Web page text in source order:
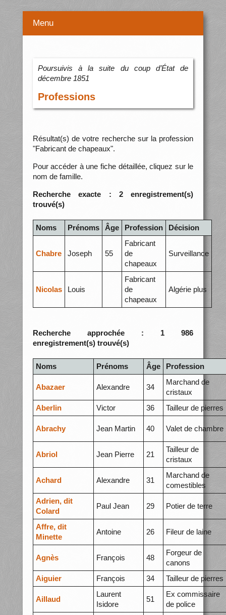
Menu
Poursuivis à la suite du coup d’État de
décembre 1851
Professions
Résultat(s) de votre recherche sur la profession
"Fabricant de chapeaux".
Pour accéder à une fiche détaillée, cliquez sur le
nom de famille.
Recherche exacte : 2 enregistrement(s)
trouvé(s)
Noms Prénoms Âge Profession Décision
Chabre Joseph 55
Fabricant
de
chapeaux
Surveillance
Nicolas Louis
Fabricant
de
chapeaux
Algérie plus
Recherche approchée : 1 986
enregistrement(s) trouvé(s)
Noms Prénoms Âge Profession
Abazaer Alexandre 34
Marchand de
cristaux
Aberlin
Victor 36 Tailleur de pierres
Abrachy Jean Martin 40 Valet de chambre
Abriol Jean Pierre 21
Tailleur de
cristaux
Achard Alexandre 31
Marchand de
comestibles
Adrien, dit
Colard
Paul Jean 29 Potier de terre
Affre, dit
Minette
Antoine 26 Fileur de laine
Agnès François 48
Forgeur de
canons
Aiguier
François 34 Tailleur de pierres
Aillaud
Laurent
Isidore
51
Ex commissaire
de police